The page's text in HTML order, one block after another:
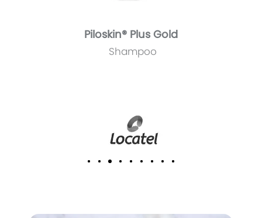
Piloskin® Plus Gold
Shampoo